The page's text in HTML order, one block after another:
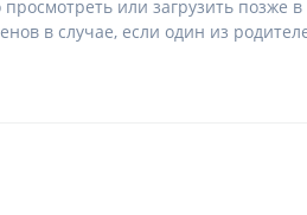
или загрузить позже
в случае, если один из